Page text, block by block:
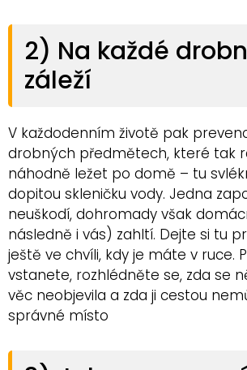
2) Na každé
záleží
V každodenním životě pak
drobných předmětech, které tak
náhodně ležet po domě – tu
dopitou skleničku vody. Jedna
neuškodí, dohromady však
následně i vás) zahltí. Dejte si tu
ještě ve chvíli, kdy je máte v ruce.
vstanete, rozhlédněte se, zda se
věc neobjevila a zda ji cestou
správné místo